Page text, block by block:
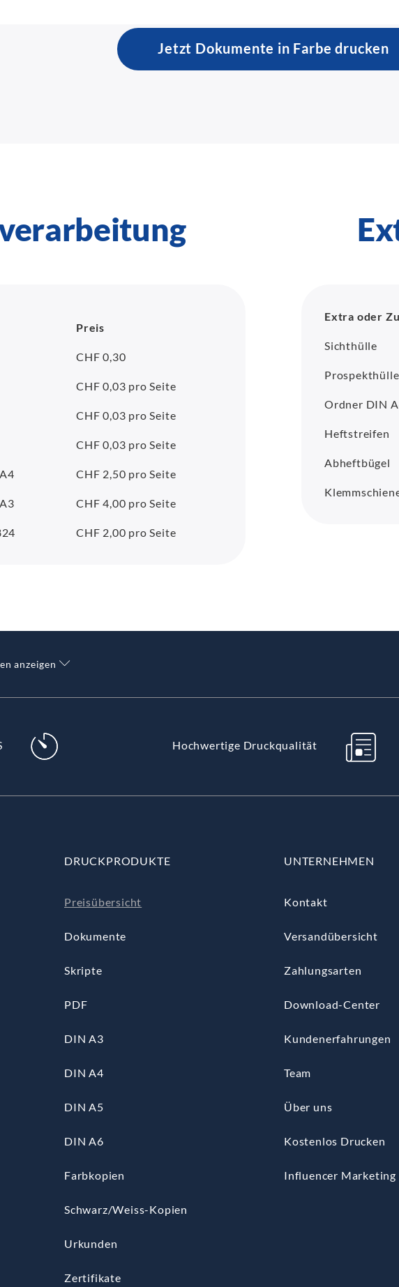
Jetzt Dokumente in Farbe drucken
Preis
CHF 0,30
CHF 0,03 pro Seite
CHF 0,03 pro Seite
CHF 0,03 pro Seite
CHF 2,50 pro Seite
CHF 4,00 pro Seite
CHF 2,00 pro Seite
Extra oder
Sichthülle
Prospekthülle
Ordner DIN
Heftstreifen
Abheftbügel
anzeigen
Hochwertige Druckqualität
DRUCKPRODUKTE
Preisübersicht
Dokumente
Skripte
PDF
DIN A3
DIN A4
DIN A5
DIN A6
Farbkopien
Schwarz/Weiss-Kopien
Urkunden
Zertifikate
UNTERNEHMEN
Kontakt
Versandübersicht
Zahlungsarten
Download-Center
Kundenerfahrungen
Team
Über uns
Kostenlos Drucken
Influencer Marketing